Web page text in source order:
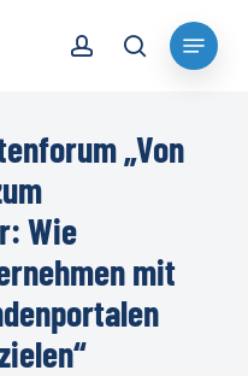
search
Menu
„Von
Wie
mit
Close